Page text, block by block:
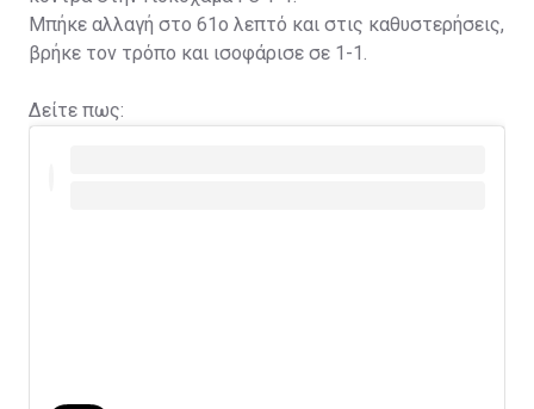
Μπήκε αλλαγή στο 61ο λεπτό και στις καθυστερήσεις,
βρήκε τον τρόπο και ισοφάρισε σε 1-1.
Δείτε πως: